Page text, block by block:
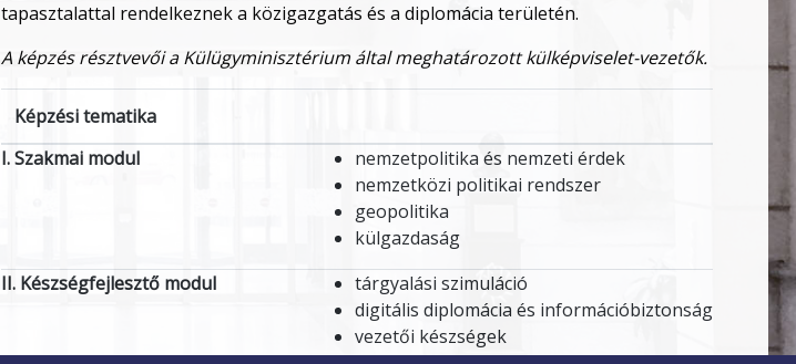
tapasztalattal rendelkeznek a közigazgatás és a diplomácia területén.
A képzés résztvevői a Külügyminisztérium által meghatározott külképviselet-vezetők.
Képzési tematika
I. Szakmai modul
nemzetpolitika és nemzeti érdek
nemzetközi politikai rendszer
geopolitika
külgazdaság
II. Készségfejlesztő modul
tárgyalási szimuláció
digitális diplomácia és információbiztonság
vezetői készségek